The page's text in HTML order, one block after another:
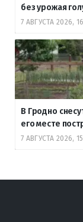
без урожая
7 АВГУСТА 2026,
В Гродно
его месте
7 АВГУСТА 2026,